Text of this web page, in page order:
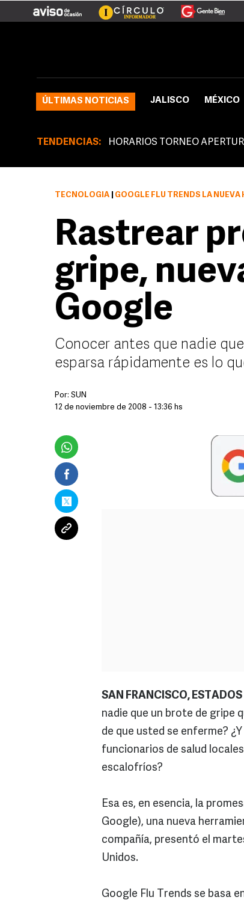
ÚLTIMAS NOTICIAS JALISCO MÉXICO
TENDENCIAS: HORARIOS TORNEO
TECNOLOGÍA GOOGLE FLU TRENDS LA
Rastrear
gripe,
Google
Conocer antes que nadie
esparsa rápidamente es lo
Por: SUN
12 de noviembre de 2008 - 13:36 hs
SAN FRANCISCO, ESTADOS
nadie que un brote de gripe
de que usted se enferme?
funcionarios de salud
escalofríos?
Esa es, en esencia, la
Google), una nueva
compañía, presentó el
Unidos.
Google Flu Trends se basa